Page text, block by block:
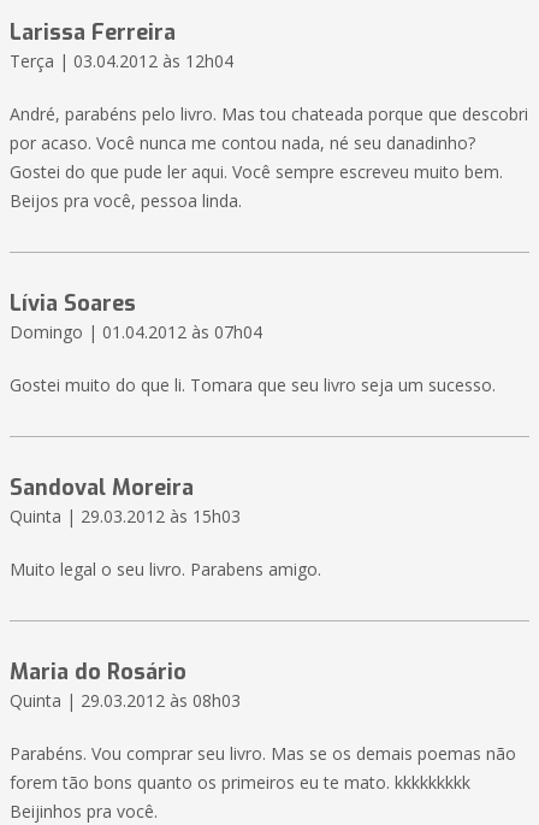
Larissa Ferreira
Terça | 03.04.2012 às 12h04
André, parabéns pelo livro. Mas tou chateada porque que descobri
por acaso. Você nunca me contou nada, né seu danadinho?
Gostei do que pude ler aqui. Você sempre escreveu muito bem.
Beijos pra você, pessoa linda.
Lívia Soares
Domingo | 01.04.2012 às 07h04
Gostei muito do que li. Tomara que seu livro seja um sucesso.
Sandoval Moreira
Quinta | 29.03.2012 às 15h03
Muito legal o seu livro. Parabens amigo.
Maria do Rosário
Quinta | 29.03.2012 às 08h03
Parabéns. Vou comprar seu livro. Mas se os demais poemas não
forem tão bons quanto os primeiros eu te mato. kkkkkkkkk
Beijinhos pra você.